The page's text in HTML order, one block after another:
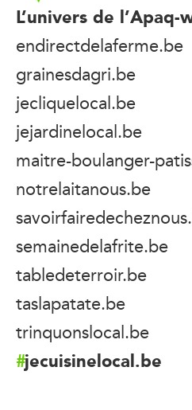
L’univers de l’Apaq-
endirectdelaferme.be
grainesdagri.be
jecliquelocal.be
jejardinelocal.be
maitre-boulanger-
notrelaitanous.be
semainedelafrite.be
tabledeterroir.be
taslapatate.be
trinquonslocal.be
jecuisinelocal.be